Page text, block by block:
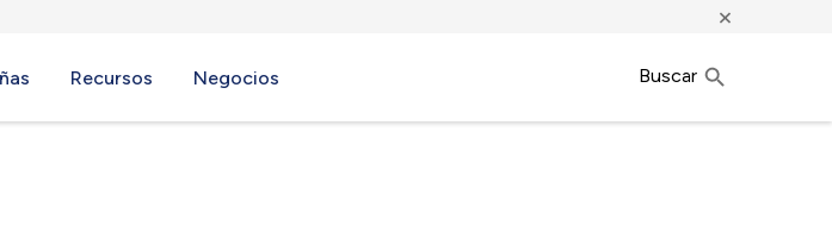
×
Recursos Negocios Buscar